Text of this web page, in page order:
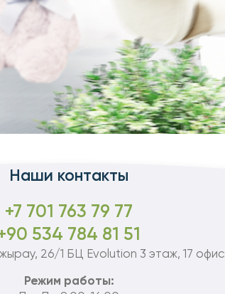
Наши контакты
+7 701 763 79 77
534 784 81 51
26/1 БЦ Evolution 3 этаж, 17 офис
Режим работы: